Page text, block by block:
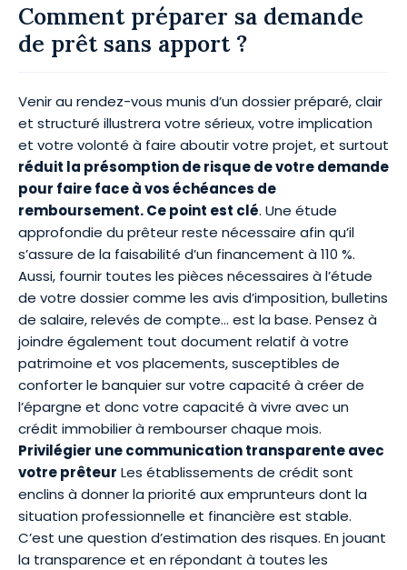
Comment préparer sa demande
de prêt sans apport ?
Venir au rendez-vous munis d’un dossier préparé, clair
et structuré illustrera votre sérieux, votre implication
et votre volonté à faire aboutir votre projet, et surtout
réduit la présomption de risque de votre demande
pour faire face à vos échéances de
remboursement. Ce point est clé. Une étude
approfondie du prêteur reste nécessaire afin qu’il
s’assure de la faisabilité d’un financement à 110 %.
Aussi, fournir toutes les pièces nécessaires à l’étude
de votre dossier comme les avis d’imposition, bulletins
de salaire, relevés de compte… est la base. Pensez à
joindre également tout document relatif à votre
patrimoine et vos placements, susceptibles de
conforter le banquier sur votre capacité à créer de
l’épargne et donc votre capacité à vivre avec un
crédit immobilier à rembourser chaque mois.
Privilégier une communication transparente avec
votre prêteur Les établissements de crédit sont
enclins à donner la priorité aux emprunteurs dont la
situation professionnelle et financière est stable.
C’est une question d’estimation des risques. En jouant
la transparence et en répondant à toutes les